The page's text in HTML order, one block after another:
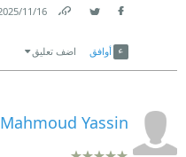
16‏/11‏/2025
أوافق اضف تعليق
Mahmoud Yassin